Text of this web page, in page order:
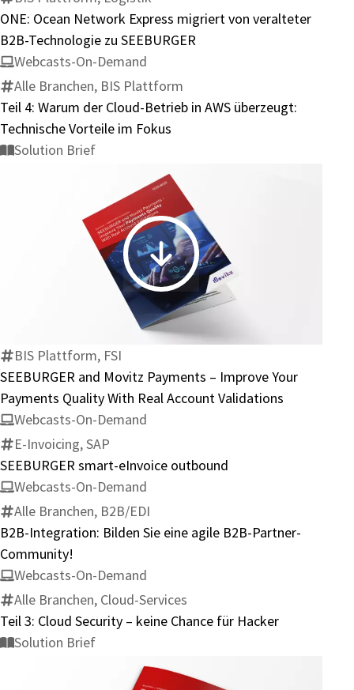
von
veralteter
zu
ONE: Ocean Network Express migriert von veralteter
B2B-Technologie zu SEEBURGER
Webcasts-On-Demand
Alle Branchen, BIS Plattform
Teil 4: Warum der Cloud-Betrieb in AWS überzeugt:
Technische Vorteile im Fokus
Solution Brief
SEEBURGER
and
Movitz
Payments
Improve
Your
With
BIS Plattform, FSI
SEEBURGER and Movitz Payments – Improve Your
Payments Quality With Real Account Validations
Webcasts-On-Demand
E-Invoicing, SAP
SEEBURGER smart-eInvoice outbound
Webcasts-On-Demand
Alle Branchen, B2B/EDI
B2B-Integration: Bilden Sie eine agile B2B-Partner-
Community!
Webcasts-On-Demand
Alle Branchen, Cloud-Services
Teil 3: Cloud Security – keine Chance für Hacker
Solution Brief